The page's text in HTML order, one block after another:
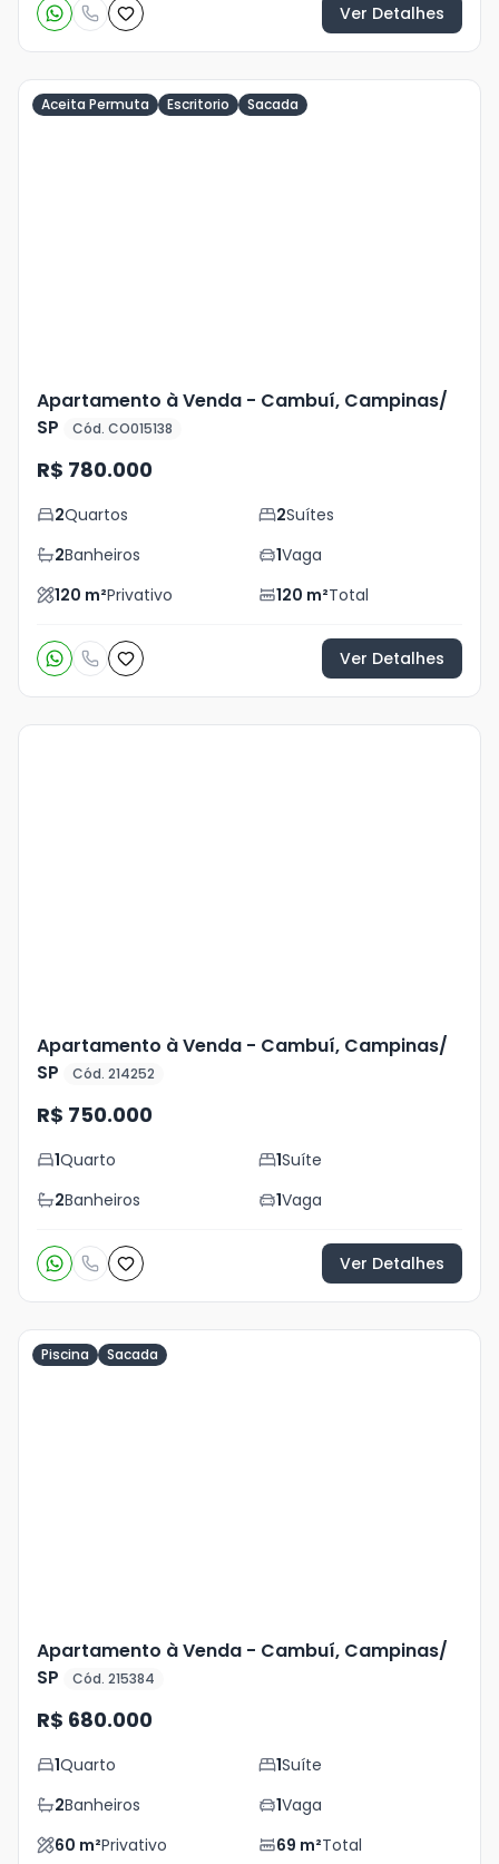
Ver Detalhes
Aceita Permuta Escritorio Sacada
Apartamento à Venda - Cambuí, Campinas/
SP
Cód. CO015138
R$ 780.000
2Quartos 2Suítes
2Banheiros 1Vaga
120 m²Privativo 120 m²Total
Ver Detalhes
Apartamento à Venda - Cambuí, Campinas/
SP
Cód. 214252
R$ 750.000
1Quarto 1Suíte
2Banheiros 1Vaga
Ver Detalhes
Piscina Sacada
Apartamento à Venda - Cambuí, Campinas/
SP
Cód. 215384
R$ 680.000
1Quarto 1Suíte
2Banheiros 1Vaga
60 m²Privativo 69 m²Total